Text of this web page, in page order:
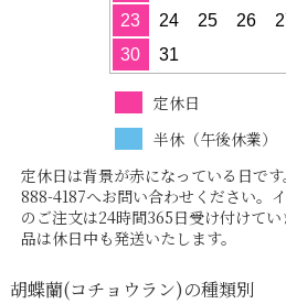
23 24 25 26
30
31
定休日
半休（午後休業）
定休日は背景が赤になっている日で
888-4187へお問い合わせください。
のご注文は24時間365日受け付けて
品は休日中も発送いたします。
胡蝶蘭(コチョウラン)の種類別